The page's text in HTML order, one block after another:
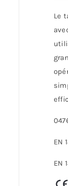
Le
EN
EN